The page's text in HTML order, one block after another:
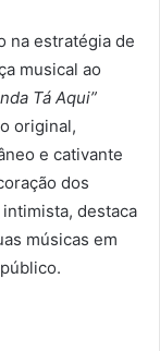
na estratégia de
musical ao
Tá Aqui”
original,
e cativante
dos
destaca
músicas em